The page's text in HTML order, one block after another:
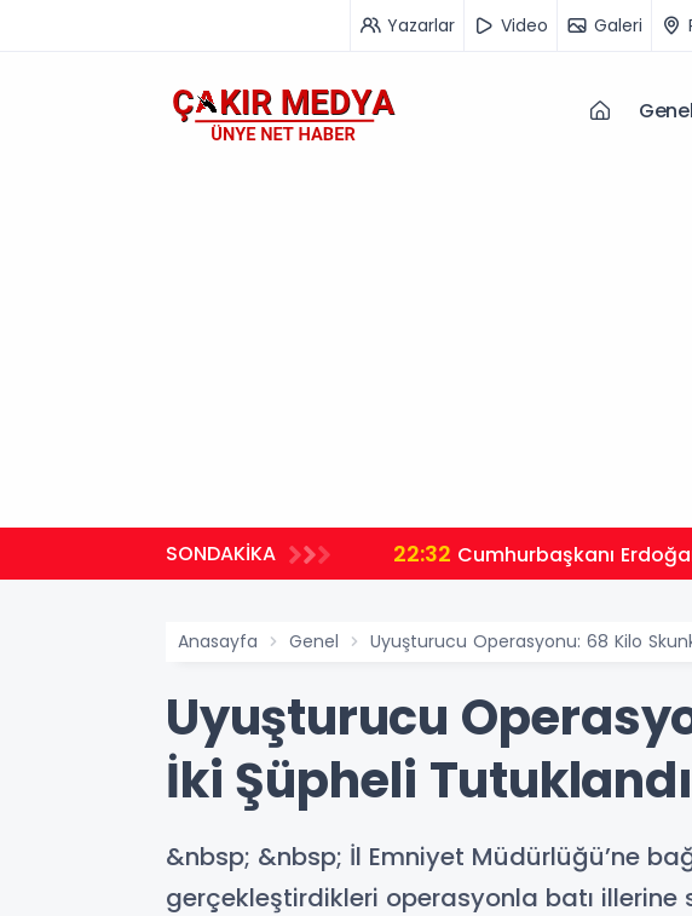
Yazarlar Video Galeri
Genel
SONDAKİKA 22:32 Cumhurbaşkanı
Anasayfa Genel Uyuşturucu Operasyonu: 68 Kilo
Uyuşturucu
İki Şüpheli
&nbsp; &nbsp; İl Emniyet Müdürlüğü’ne
gerçekleştirdikleri operasyonla batı illerine